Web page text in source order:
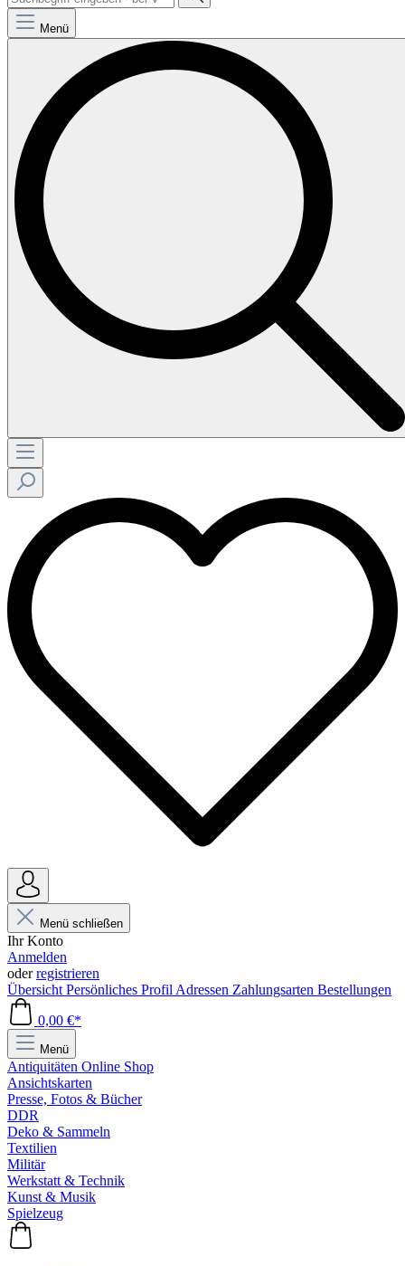
Menü
Menü schließen
Ihr Konto
Anmelden
oderregistrieren
Übersicht Persönliches Profil Adressen Zahlungsarten Bestellungen
0,00 €*
Menü
Antiquitäten Online Shop
Ansichtskarten
Presse, Fotos & Bücher
DDR
Deko & Sammeln
Textilien
Militär
Werkstatt & Technik
Kunst & Musik
Spielzeug